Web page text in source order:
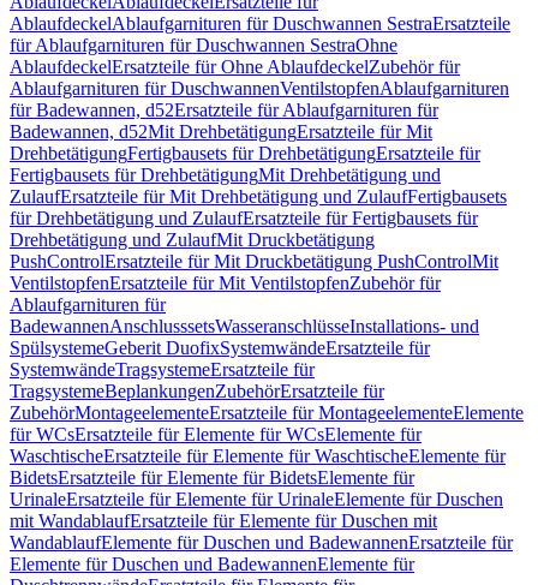
AblaufdeckelAblaufgarnituren für Duschwannen SestraErsatzteile
für Ablaufgarnituren für Duschwannen SestraOhne
AblaufdeckelErsatzteile für Ohne AblaufdeckelZubehör für
Ablaufgarnituren für DuschwannenVentilstopfenAblaufgarnituren
für Badewannen, d52Ersatzteile für Ablaufgarnituren für
Badewannen, d52Mit DrehbetätigungErsatzteile für Mit
DrehbetätigungFertigbausets für DrehbetätigungErsatzteile für
Fertigbausets für DrehbetätigungMit Drehbetätigung und
ZulaufErsatzteile für Mit Drehbetätigung und ZulaufFertigbausets
für Drehbetätigung und ZulaufErsatzteile für Fertigbausets für
Drehbetätigung und ZulaufMit Druckbetätigung
PushControlErsatzteile für Mit Druckbetätigung PushControlMit
VentilstopfenErsatzteile für Mit VentilstopfenZubehör für
Ablaufgarnituren für
BadewannenAnschlusssetsWasseranschlüsseInstallations- und
SpülsystemeGeberit DuofixSystemwändeErsatzteile für
SystemwändeTragsystemeErsatzteile für
TragsystemeBeplankungenZubehörErsatzteile für
ZubehörMontageelementeErsatzteile für MontageelementeElemente
für WCsErsatzteile für Elemente für WCsElemente für
WaschtischeErsatzteile für Elemente für WaschtischeElemente für
BidetsErsatzteile für Elemente für BidetsElemente für
UrinaleErsatzteile für Elemente für UrinaleElemente für Duschen
mit WandablaufErsatzteile für Elemente für Duschen mit
WandablaufElemente für Duschen und BadewannenErsatzteile für
Elemente für Duschen und BadewannenElemente für